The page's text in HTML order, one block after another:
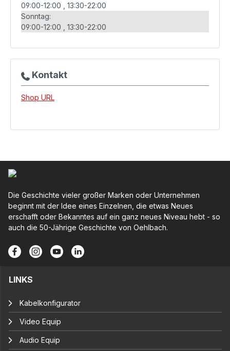
09:00-12:00
13:30-22:00
Sonntag:
09:00-12:00
13:30-22:00
Kontakt
Shop URL
Die Geschichte vieler großer Marken oder Unternehmen
beginnt mit der Idee eines Einzelnen, die etwas Neues
erschafft oder Bekanntes auf ein ganz neues Niveau hebt - so
auch die 50-Jährige Geschichte von Oehlbach.
LINKS
Kabelkonfigurator
Video Equip
Audio Equip